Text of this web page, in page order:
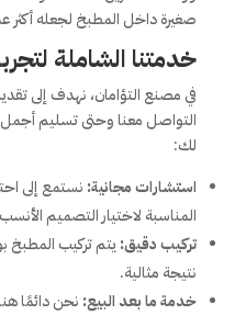
صغيرة داخل المطبخ لجعله أكثر
خدمتنا الشاملة
في مصنع التؤامان، نهدف إلى
التواصل معنا وحتى تسليم
لك:
استشارات مجانية: نستمع إلى
المناسبة لاختيار التصميم
تركيب دقيق:يتم تركيب
نتيجة مثالية.
خدمة ما بعد البيع: نحن دائمًا